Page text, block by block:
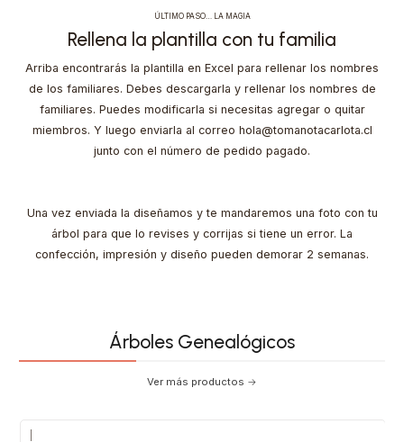
ÚLTIMO PASO… LA MAGIA
Rellena la plantilla con tu familia
Arriba encontrarás la plantilla en Excel para rellenar los nombres
de los familiares. Debes descargarla y rellenar los nombres de
familiares. Puedes modificarla si necesitas agregar o quitar
miembros. Y luego enviarla al correo hola@tomanotacarlota.cl
junto con el número de pedido pagado.
Una vez enviada la diseñamos y te mandaremos una foto con tu
árbol para que lo revises y corrijas si tiene un error. La
confección, impresión y diseño pueden demorar 2 semanas.
Árboles Genealógicos
Ver más productos